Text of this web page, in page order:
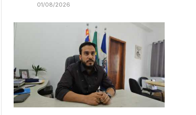
01/08/2026